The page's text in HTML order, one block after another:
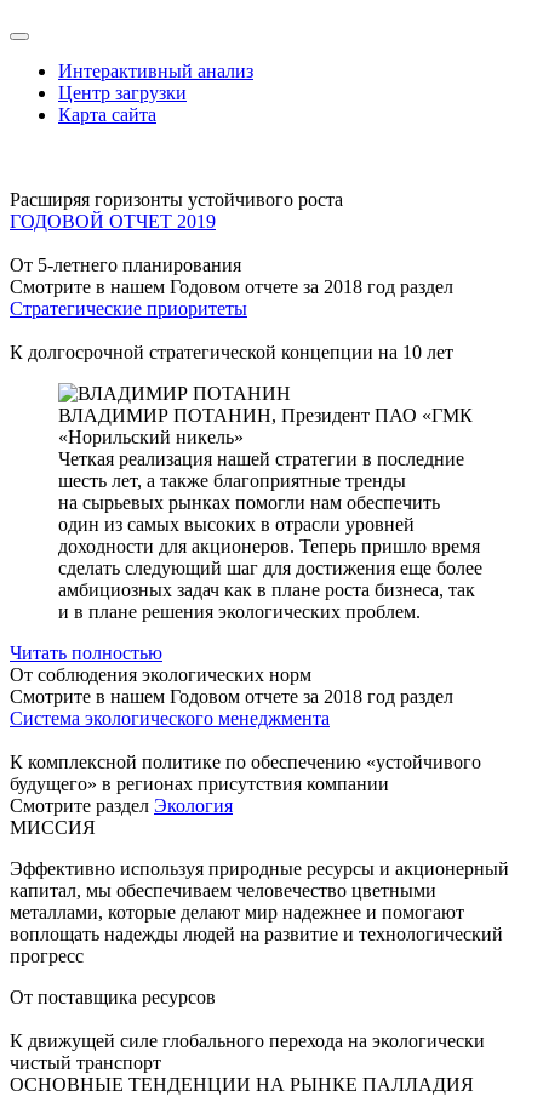
Интерактивный анализ
Центр загрузки
Карта сайта
Расширяя горизонты устойчивого роста
ГОДОВОЙ ОТЧЕТ 2019
От 5-летнего планирования
Смотрите в нашем Годовом отчете за 2018 год раздел
Стратегические приоритеты
К долгосрочной стратегической концепции на 10 лет
ВЛАДИМИР ПОТАНИН, Президент ПАО «ГМК
«Норильский никель»
Четкая реализация нашей стратегии в последние
шесть лет, а также благоприятные тренды
на сырьевых рынках помогли нам обеспечить
один из самых высоких в отрасли уровней
доходности для акционеров. Теперь пришло время
сделать следующий шаг для достижения еще более
амбициозных задач как в плане роста бизнеса, так
и в плане решения экологических проблем.
Читать полностью
От соблюдения экологических норм
Смотрите в нашем Годовом отчете за 2018 год раздел
Система экологического менеджмента
К комплексной политике по обеспечению «устойчивого
будущего» в регионах присутствия компании
Смотрите раздел Экология
МИССИЯ
Эффективно используя природные ресурсы и акционерный
капитал, мы обеспечиваем человечество цветными
металлами, которые делают мир надежнее и помогают
воплощать надежды людей на развитие и технологический
прогресс
От поставщика ресурсов
К движущей силе глобального перехода на экологически
чистый транспорт
ОСНОВНЫЕ ТЕНДЕНЦИИ НА РЫНКЕ ПАЛЛАДИЯ